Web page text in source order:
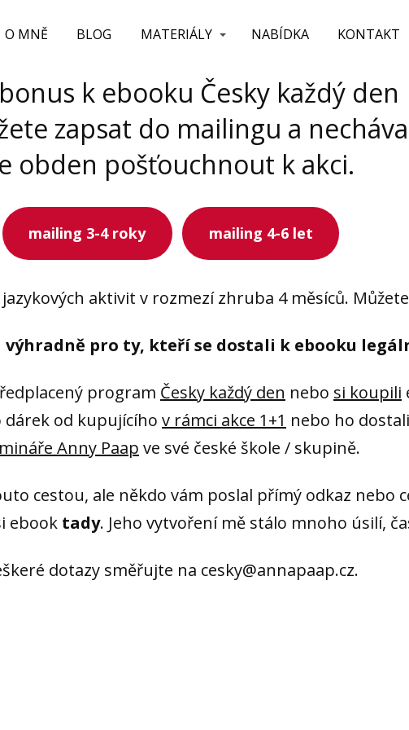
O MNĚ BLOG MATERIÁLY NABÍDKA KONTAKT
k ebooku Česky každý den
zapsat do mailingu a
obden pošťouchnout k akci.
mailing 3-4 roky mailing 4-6 let
aktivit v rozmezí zhruba 4 měsíců.
výhradně pro ty, kteří se dostali k ebooku
program Česky každý den nebo si koupili
dárek od kupujícího v rámci akce 1+1 nebo ho
Anny Paap ve své české škole / skupině.
cestou, ale někdo vám poslal přímý odkaz nebo
ebook tady. Jeho vytvoření mě stálo mnoho úsilí,
dotazy směřujte na cesky@annapaap.cz.